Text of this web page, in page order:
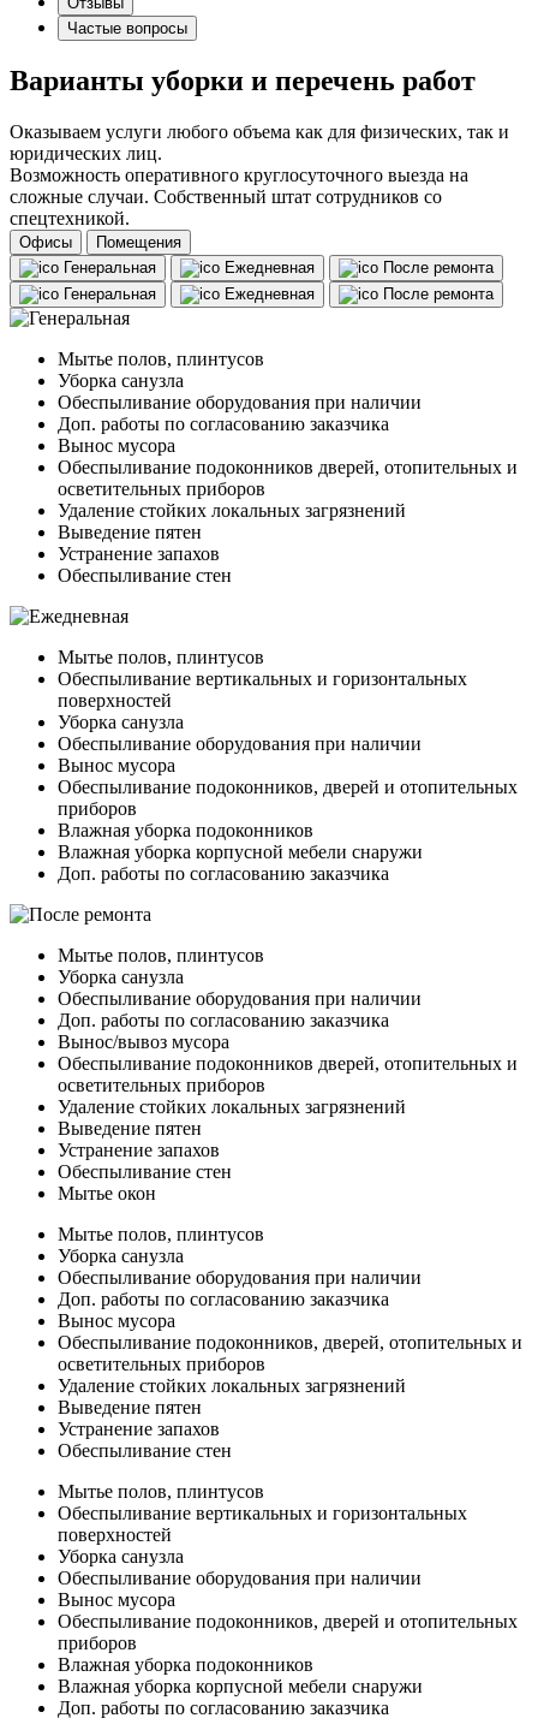
Частые вопросы
Варианты уборки и перечень работ
Оказываем услуги любого объема как для физических, так и
юридических лиц.
Возможность оперативного круглосуточного выезда на
сложные случаи. Собственный штат сотрудников со
спецтехникой.
Офисы
Помещения
Генеральная
Ежедневная
После ремонта
Генеральная
Ежедневная После ремонта
Мытье полов, плинтусов
Уборка санузла
Обеспыливание оборудования при наличии
Доп. работы по согласованию заказчика
Вынос мусора
Обеспыливание подоконников дверей, отопительных и
осветительных приборов
Удаление стойких локальных загрязнений
Выведение пятен
Устранение запахов
Обеспыливание стен
Мытье полов, плинтусов
Обеспыливание вертикальных и горизонтальных
поверхностей
Уборка санузла
Обеспыливание оборудования при наличии
Вынос мусора
Обеспыливание подоконников, дверей и отопительных
приборов
Влажная уборка подоконников
Влажная уборка корпусной мебели снаружи
Доп. работы по согласованию заказчика
Мытье полов, плинтусов
Уборка санузла
Обеспыливание оборудования при наличии
Доп. работы по согласованию заказчика
Вынос/вывоз мусора
Обеспыливание подоконников дверей, отопительных и
осветительных приборов
Удаление стойких локальных загрязнений
Выведение пятен
Устранение запахов
Обеспыливание стен
Мытье окон
Мытье полов, плинтусов
Уборка санузла
Обеспыливание оборудования при наличии
Доп. работы по согласованию заказчика
Вынос мусора
Обеспыливание подоконников, дверей, отопительных и
осветительных приборов
Удаление стойких локальных загрязнений
Выведение пятен
Устранение запахов
Обеспыливание стен
Мытье полов, плинтусов
Обеспыливание вертикальных и горизонтальных
поверхностей
Уборка санузла
Обеспыливание оборудования при наличии
Вынос мусора
Обеспыливание подоконников, дверей и отопительных
приборов
Влажная уборка подоконников
Влажная уборка корпусной мебели снаружи
Доп. работы по согласованию заказчика